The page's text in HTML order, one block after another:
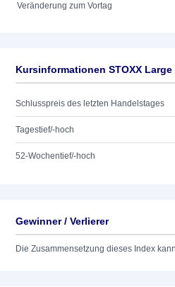
Veränderung zum Vortag
Kursinformationen STOXX Large
Schlusspreis des letzten Handelstages
Tagestief/-hoch
52-Wochentief/-hoch
Gewinner / Verlierer
Die Zusammensetzung dieses Index